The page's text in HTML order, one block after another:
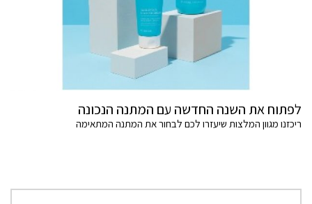
לפתוח את השנה החדשה עם המתנה הנכונה
ריכזנו מגוון המלצות שיעזרו לכם לבחור את המתנה המתאימה